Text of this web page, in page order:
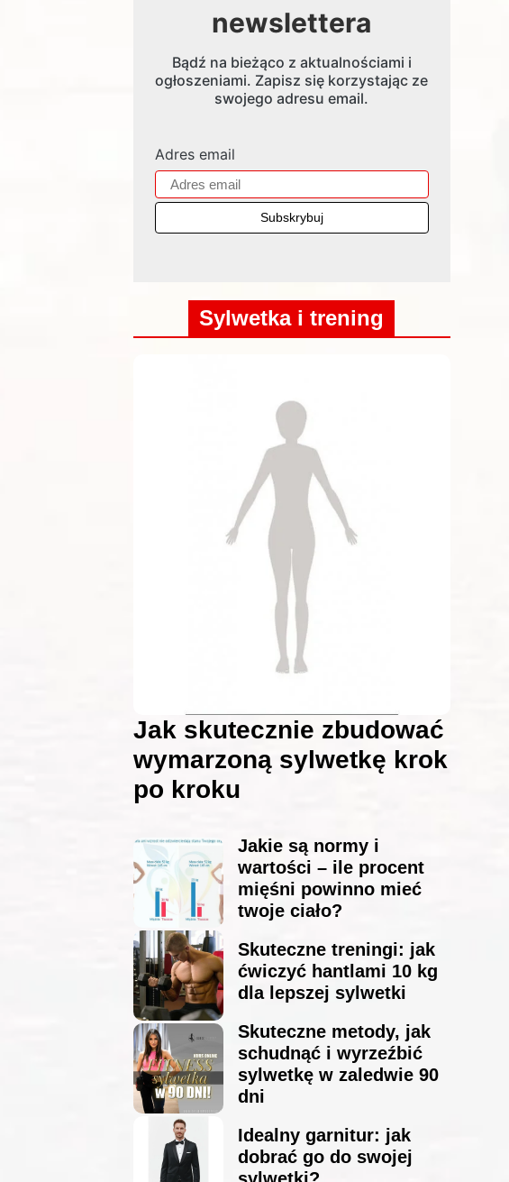
newslettera
Bądź na bieżąco z aktualnościami i
ogłoszeniami. Zapisz się korzystając ze
swojego adresu email.
Adres email
Sylwetka i trening
Jak skutecznie zbudować
wymarzoną sylwetkę krok
po kroku
Jakie są normy i
wartości – ile procent
mięśni powinno mieć
twoje ciało?
Skuteczne treningi: jak
ćwiczyć hantlami 10 kg
dla lepszej sylwetki
Skuteczne metody, jak
schudnąć i wyrzeźbić
sylwetkę w zaledwie 90
dni
Idealny garnitur: jak
dobrać go do swojej